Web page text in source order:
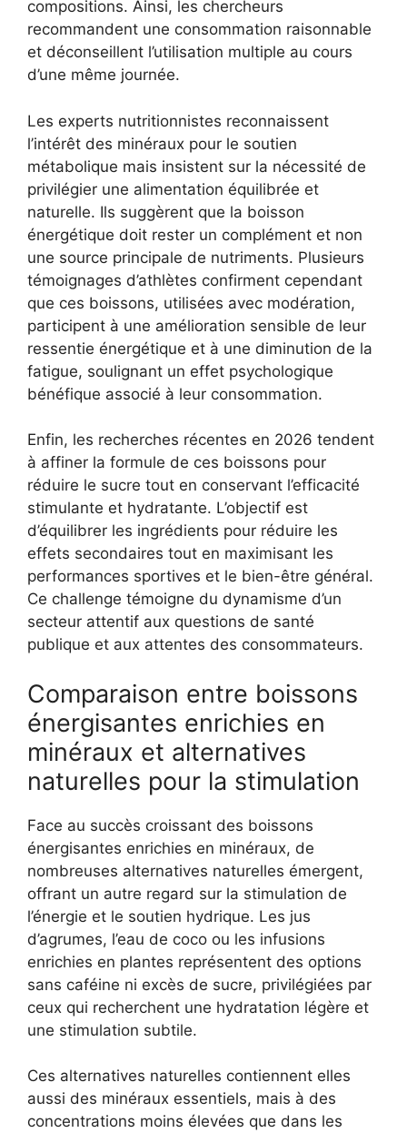
compositions. Ainsi, les chercheurs
recommandent une consommation raisonnable
et déconseillent l’utilisation multiple au cours
d’une même journée.
Les experts nutritionnistes reconnaissent
l’intérêt des minéraux pour le soutien
métabolique mais insistent sur la nécessité de
privilégier une alimentation équilibrée et
naturelle. Ils suggèrent que la boisson
énergétique doit rester un complément et non
une source principale de nutriments. Plusieurs
témoignages d’athlètes confirment cependant
que ces boissons, utilisées avec modération,
participent à une amélioration sensible de leur
ressentie énergétique et à une diminution de la
fatigue, soulignant un effet psychologique
bénéfique associé à leur consommation.
Enfin, les recherches récentes en 2026 tendent
à affiner la formule de ces boissons pour
réduire le sucre tout en conservant l’efficacité
stimulante et hydratante. L’objectif est
d’équilibrer les ingrédients pour réduire les
effets secondaires tout en maximisant les
performances sportives et le bien-être général.
Ce challenge témoigne du dynamisme d’un
secteur attentif aux questions de santé
publique et aux attentes des consommateurs.
Comparaison entre boissons
énergisantes enrichies en
minéraux et alternatives
naturelles pour la stimulation
Face au succès croissant des boissons
énergisantes enrichies en minéraux, de
nombreuses alternatives naturelles émergent,
offrant un autre regard sur la stimulation de
l’énergie et le soutien hydrique. Les jus
d’agrumes, l’eau de coco ou les infusions
enrichies en plantes représentent des options
sans caféine ni excès de sucre, privilégiées par
ceux qui recherchent une hydratation légère et
une stimulation subtile.
Ces alternatives naturelles contiennent elles
aussi des minéraux essentiels, mais à des
concentrations moins élevées que dans les